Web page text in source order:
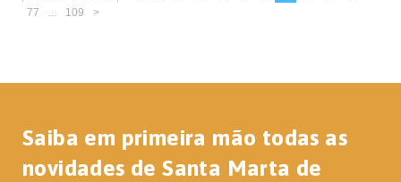
77
... 109 >
Saiba em primeira mão todas as
novidades de Santa Marta de